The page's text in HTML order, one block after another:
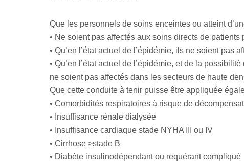
Que les personnels de soins enceintes ou atteint
• Ne soient pas affectés aux soins directs de patients
• Qu’en l’état actuel de l’épidémie, ils ne soient
• Qu’en l’état actuel de l’épidémie, et de la
ne soient pas affectés dans les secteurs de haute
Que cette conduite à tenir puisse être appliquée
• Comorbidités respiratoires à risque de
• Insuffisance rénale dialysée
• Insuffisance cardiaque stade NYHA III ou IV
• Cirrhose ≥stade B
• Diabète insulinodépendant ou requérant compliqué